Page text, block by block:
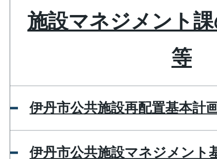
施設マネジメント
等
伊丹市公共施設再配置基本計
伊丹市公共施設マネジメント